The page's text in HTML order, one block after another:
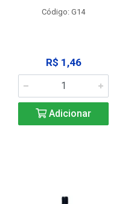
Código: G14
R$ 1,46
Adicionar